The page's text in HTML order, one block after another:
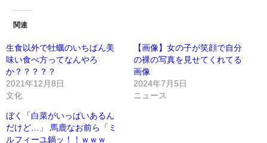
関連
生食以外で牡蠣のいちばん美
味い食べ方ってなんやろ
か？？？？？
2021年12月8日
文化
【画像】女の子が笑顔で自分
の裸の写真を見せてくれてる
画像
2024年7月5日
ニュース
ぼく「白菜がいっぱいあるん
だけど…」 馬鹿なお前ら「ミ
ルフィーユ鍋ッ！！ｗｗｗ